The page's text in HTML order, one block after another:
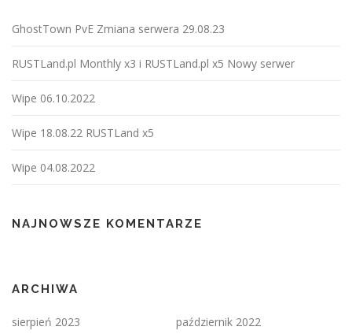
GhostTown PvE Zmiana serwera 29.08.23
RUSTLand.pl Monthly x3 i RUSTLand.pl x5 Nowy serwer
Wipe 06.10.2022
Wipe 18.08.22 RUSTLand x5
Wipe 04.08.2022
NAJNOWSZE KOMENTARZE
ARCHIWA
sierpień 2023
październik 2022